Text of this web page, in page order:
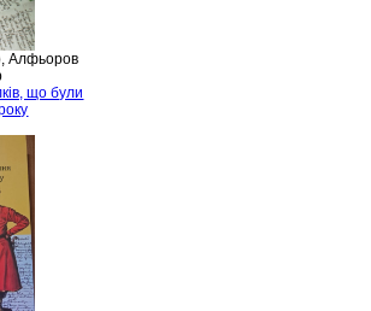
Алфьоров
що були